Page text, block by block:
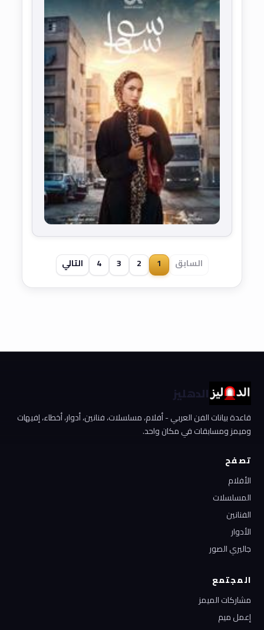
السابق 1
2
3
4 التالي
الدهليز
قاعدة بيانات الفن العربي - أفلام، مسلسلات، فنانين، أدوار، أخطاء، إفيهات
وميمز ومسابقات في مكان واحد.
تصفح
الأفلام
المسلسلات
الفنانين
الأدوار
جاليري الصور
المجتمع
مشاركات الميمز
إعمل ميم